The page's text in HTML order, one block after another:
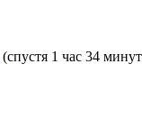
(спустя 1 час 34